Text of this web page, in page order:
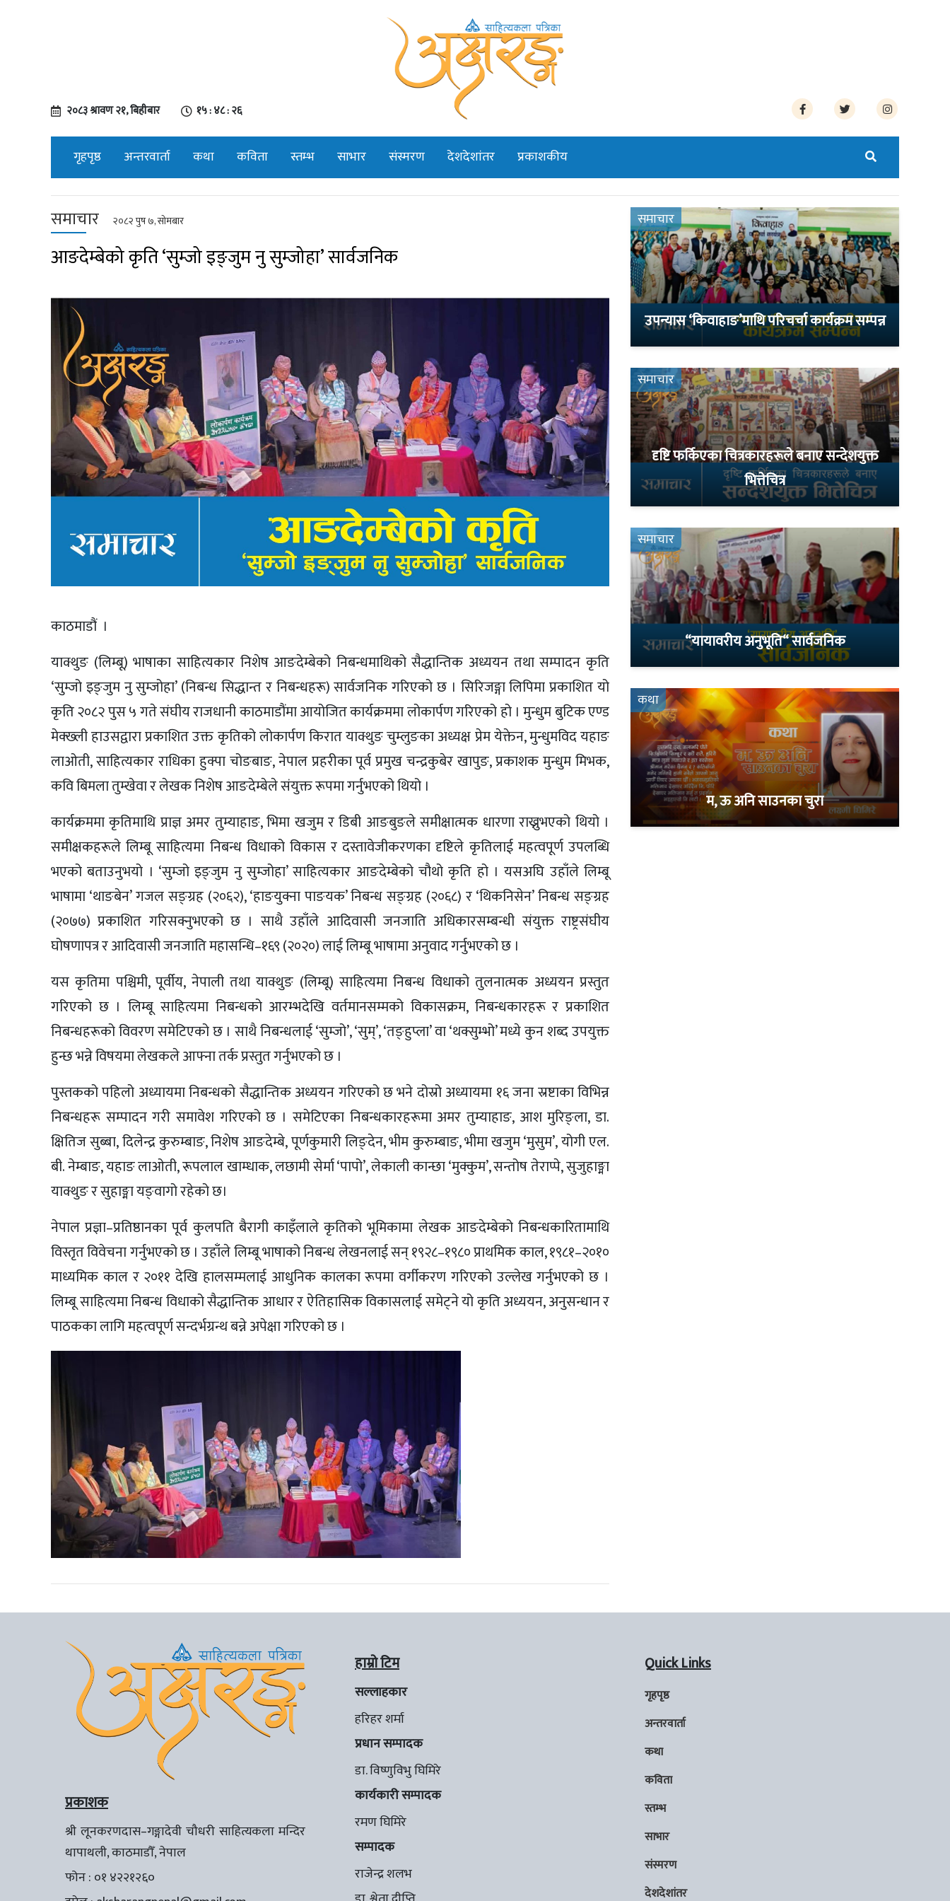
२०८३ श्रावण २१, बिहीबार १५ : ४८ : २७
गृहपृष्ठ अन्तरवार्ता कथा कविता स्तम्भ साभार संस्मरण देशदेशांतर प्रकाशकीय
समाचार २०८२ पुष ७, सोमबार
आङदेम्बेको कृति ‘सुम्जो इङ्जुम नु सुम्जोहा’ सार्वजनिक
काठमाडौं ।
याक्थुङ (लिम्बू) भाषाका साहित्यकार निशेष आङदेम्बेको निबन्धमाथिको सैद्धान्तिक अध्ययन तथा सम्पादन कृति
‘सुम्जो इङ्जुम नु सुम्जोहा’ (निबन्ध सिद्धान्त र निबन्धहरू) सार्वजनिक गरिएको छ । सिरिजङ्गा लिपिमा प्रकाशित यो
कृति २०८२ पुस ५ गते संघीय राजधानी काठमाडौंमा आयोजित कार्यक्रममा लोकार्पण गरिएको हो । मुन्धुम बुटिक एण्ड
मेक्ख्ली हाउसद्वारा प्रकाशित उक्त कृतिको लोकार्पण किरात याक्थुङ चुम्लुङका अध्यक्ष प्रेम येक्तेन, मुन्धुमविद यहाङ
लाओती, साहित्यकार राधिका हुक्पा चोङबाङ, नेपाल प्रहरीका पूर्व प्रमुख चन्द्रकुबेर खापुङ, प्रकाशक मुन्धुम मिभक,
कवि बिमला तुम्खेवा र लेखक निशेष आङदेम्बेले संयुक्त रूपमा गर्नुभएको थियो ।
कार्यक्रममा कृतिमाथि प्राज्ञ अमर तुम्याहाङ, भिमा खजुम र डिबी आङबुङले समीक्षात्मक धारणा राख्नुभएको थियो ।
समीक्षकहरूले लिम्बू साहित्यमा निबन्ध विधाको विकास र दस्तावेजीकरणका दृष्टिले कृतिलाई महत्वपूर्ण उपलब्धि
भएको बताउनुभयो । ‘सुम्जो इङ्जुम नु सुम्जोहा’ साहित्यकार आङदेम्बेको चौथो कृति हो । यसअघि उहाँले लिम्बू
भाषामा ‘थाङबेन’ गजल सङ्ग्रह (२०६२), ‘हाङयुक्ना पाङयक’ निबन्ध सङ्ग्रह (२०६८) र ‘थिकनिसेन’ निबन्ध सङ्ग्रह
(२०७७) प्रकाशित गरिसक्नुभएको छ । साथै उहाँले आदिवासी जनजाति अधिकारसम्बन्धी संयुक्त राष्ट्रसंघीय
घोषणापत्र र आदिवासी जनजाति महासन्धि–१६९ (२०२०) लाई लिम्बू भाषामा अनुवाद गर्नुभएको छ ।
यस कृतिमा पश्चिमी, पूर्वीय, नेपाली तथा याक्थुङ (लिम्बू) साहित्यमा निबन्ध विधाको तुलनात्मक अध्ययन प्रस्तुत
गरिएको छ । लिम्बू साहित्यमा निबन्धको आरम्भदेखि वर्तमानसम्मको विकासक्रम, निबन्धकारहरू र प्रकाशित
निबन्धहरूको विवरण समेटिएको छ । साथै निबन्धलाई ‘सुम्जो’, ‘सुम्’, ‘तङ्हुप्ला’ वा ‘थक्सुम्भो’ मध्ये कुन शब्द उपयुक्त
हुन्छ भन्ने विषयमा लेखकले आफ्ना तर्क प्रस्तुत गर्नुभएको छ ।
पुस्तकको पहिलो अध्यायमा निबन्धको सैद्धान्तिक अध्ययन गरिएको छ भने दोस्रो अध्यायमा १६ जना स्रष्टाका विभिन्न
निबन्धहरू सम्पादन गरी समावेश गरिएको छ । समेटिएका निबन्धकारहरूमा अमर तुम्याहाङ, आश मुरिङ्ला, डा.
क्षितिज सुब्बा, दिलेन्द्र कुरुम्बाङ, निशेष आङदेम्बे, पूर्णकुमारी लिङ्देन, भीम कुरुम्बाङ, भीमा खजुम ‘मुसुम’, योगी एल.
बी. नेम्बाङ, यहाङ लाओती, रूपलाल खाम्धाक, लछामी सेर्मा ‘पापो’, लेकाली कान्छा ‘मुक्कुम’, सन्तोष तेराप्पे, सुजुहाङ्मा
याक्थुङ र सुहाङ्मा यङ्वागो रहेको छ।
नेपाल प्रज्ञा–प्रतिष्ठानका पूर्व कुलपति बैरागी काइँलाले कृतिको भूमिकामा लेखक आङदेम्बेको निबन्धकारितामाथि
विस्तृत विवेचना गर्नुभएको छ । उहाँले लिम्बू भाषाको निबन्ध लेखनलाई सन् १९२८–१९८० प्राथमिक काल, १९८१–२०१०
माध्यमिक काल र २०११ देखि हालसम्मलाई आधुनिक कालका रूपमा वर्गीकरण गरिएको उल्लेख गर्नुभएको छ ।
लिम्बू साहित्यमा निबन्ध विधाको सैद्धान्तिक आधार र ऐतिहासिक विकासलाई समेट्ने यो कृति अध्ययन, अनुसन्धान र
पाठकका लागि महत्वपूर्ण सन्दर्भग्रन्थ बन्ने अपेक्षा गरिएको छ ।
समाचार
उपन्यास ‘किवाहाङ’माथि परिचर्चा कार्यक्रम सम्पन्न
समाचार
दृष्टि फर्किएका चित्रकारहरूले बनाए सन्देशयुक्त
भित्तेचित्र
समाचार
“यायावरीय अनुभूति“ सार्वजनिक
कथा
म, ऊ अनि साउनका चुरा
प्रकाशक
श्री लूनकरणदास–गङ्गादेवी चौधरी साहित्यकला मन्दिर
थापाथली, काठमाडौँ, नेपाल
फोन : ०१ ४२२१२६०
हाम्रो टिम
सल्लाहकार
हरिहर शर्मा
प्रधान सम्पादक
डा. विष्णुविभु घिमिरे
कार्यकारी सम्पादक
रमण घिमिरे
सम्पादक
राजेन्द्र शलभ
Quick Links
गृहपृष्ठ
अन्तरवार्ता
कथा
कविता
स्तम्भ
साभार
संस्मरण
देशदेशांतर